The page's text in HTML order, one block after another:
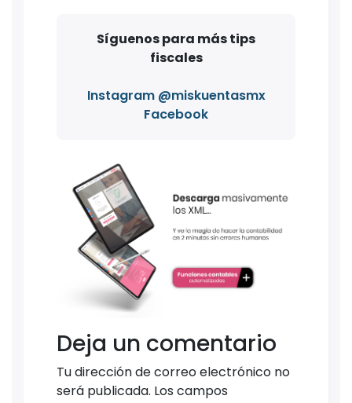
Síguenos para más tips
fiscales
Instagram @miskuentasmx
Facebook
Deja un comentario
Tu dirección de correo electrónico no
será publicada. Los campos